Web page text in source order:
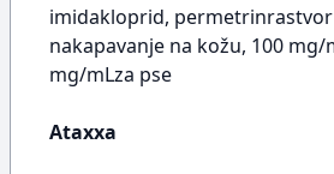
imidakloprid,
nakapavanje na kožu, 100 mg/
mg/mLza pse
Ataxxa